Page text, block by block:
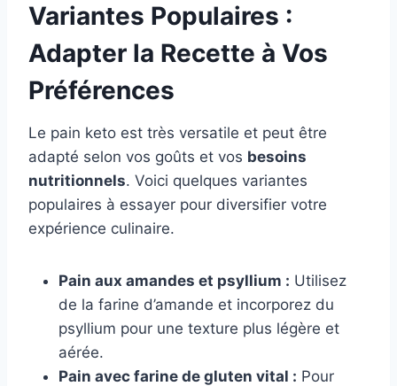
Variantes Populaires :
Adapter la Recette à Vos
Préférences
Le pain keto est très versatile et peut être
adapté selon vos goûts et vos besoins
nutritionnels. Voici quelques variantes
populaires à essayer pour diversifier votre
expérience culinaire.
Pain aux amandes et psyllium : Utilisez
de la farine d’amande et incorporez du
psyllium pour une texture plus légère et
aérée.
Pain avec farine de gluten vital : Pour